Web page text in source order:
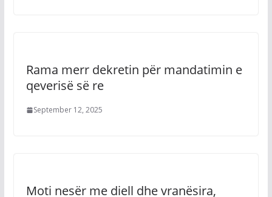
Rama merr dekretin për mandatimin e
qeverisë së re
September 12, 2025
Moti nesër me diell dhe vranësira,